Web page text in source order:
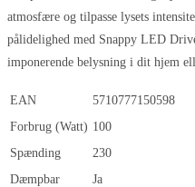
atmosfære og tilpasse lysets
pålidelighed med Snappy LED
imponerende belysning i dit hjem
EAN
5710777150598
Forbrug (Watt) 100
Spænding
230
Dæmpbar
Ja